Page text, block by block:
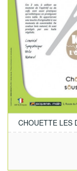
CHOUETTE LES